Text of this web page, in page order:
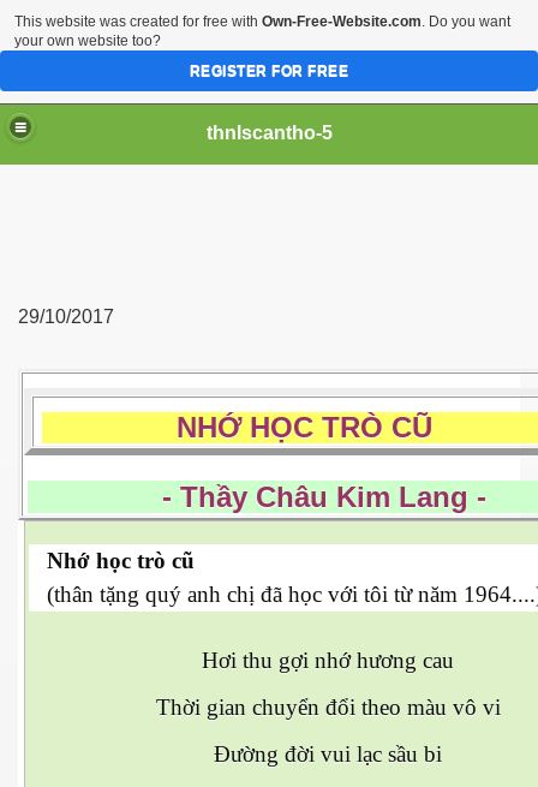
thnlscantho-5
29/10/2017
NHỚ HỌC TRÒ
- Thầy Châu Kim
Nhớ học trò cũ
(thân tặng quý anh chị đã học với tôi từ năm
Hơi thu gợi nhớ hương cau
Thời gian chuyển đổi theo màu vô vi
Đường đời vui lạc sầu bi
This website was created for free with Own-Free-Website.com. Do you want
your own website too?
REGISTER FOR FREE